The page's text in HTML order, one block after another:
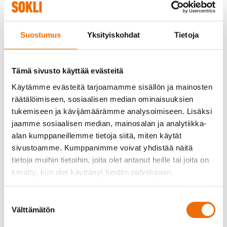
Suostumus Yksityiskohdat Tietoja
Tämä sivusto käyttää evästeitä
Käytämme evästeitä tarjoamamme sisällön ja mainosten
räätälöimiseen, sosiaalisen median ominaisuuksien
tukemiseen ja kävijämäärämme analysoimiseen. Lisäksi
jaamme sosiaalisen median, mainosalan ja analytiikka-
alan kumppaneillemme tietoja siitä, miten käytät
sivustoamme. Kumppanimme voivat yhdistää näitä
tietoja muihin tietoihin, joita olet antanut heille tai joita on
kerätty, kun olet käyttänyt heidän palvelujaan.
valinta
Välttämätön
Talvikaudella toteutettiin kairauksia harvinaisten
ovat parhaillaan viimeistelyvaiheessa.
kehitettävä soveltuva hyödyntämismenetelmä. Tänä
vuonna olemme pystyneet rajaamaan tutkimuskohteita ja
keskittymään niihin, jotka tarjoavat parhaat tekniset ja
taloudelliset edellytykset jatkolle," Heino kertoo.
Ympäristöpuolella Sokli on jatkanut jo usean vuoden ajan
toteutettua tarkkailuohjelmaa, joka kattaa sekä pinta- että
pohjavedet. Kesän aikana aloitettiin lisäksi
direktiivilajeihin liittyviä siirtoistutuskokeita
kasvillisuuden sopeutumisen seuraamiseksi.
Yli 20 vuoden kannattava